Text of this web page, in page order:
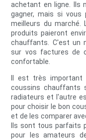
achetant en ligne. Ils
gagner, mais si vous
meilleurs du marché.
produits paieront
chauffants. C'est un
sur vos factures de
confortable.
Il est très
coussins chauffants
radiateurs et l'autre
pour choisir le bon
et de les comparer
Ils sont tous parfaits
pour les amateurs